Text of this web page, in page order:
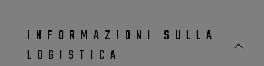
INFORMAZIONI SULLA
LOGISTICA